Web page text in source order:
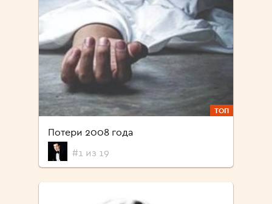
ТОП
Потери 2008 года
#1 из 19